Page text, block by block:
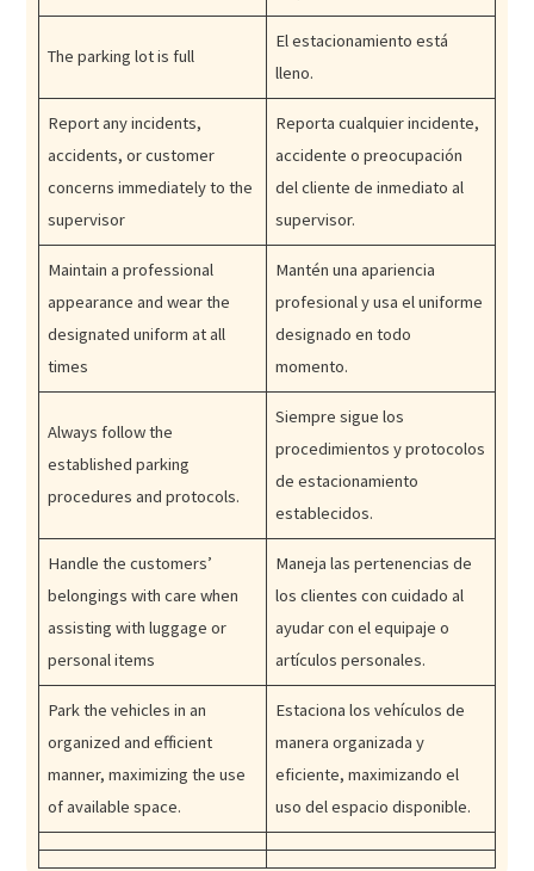
The parking lot is full
El estacionamiento está
lleno.
Report any incidents,
accidents, or customer
concerns immediately to the
supervisor
Reporta cualquier incidente,
accidente o preocupación
del cliente de inmediato al
supervisor.
Maintain a professional
appearance and wear the
designated uniform at all
times
Mantén una apariencia
profesional y usa el uniforme
designado en todo
momento.
Always follow the
established parking
procedures and protocols.
Siempre sigue los
procedimientos y protocolos
de estacionamiento
establecidos.
Handle the customers’
belongings with care when
assisting with luggage or
personal items
Maneja las pertenencias de
los clientes con cuidado al
ayudar con el equipaje o
artículos personales.
Park the vehicles in an
organized and efficient
manner, maximizing the use
of available space.
Estaciona los vehículos de
manera organizada y
eficiente, maximizando el
uso del espacio disponible.